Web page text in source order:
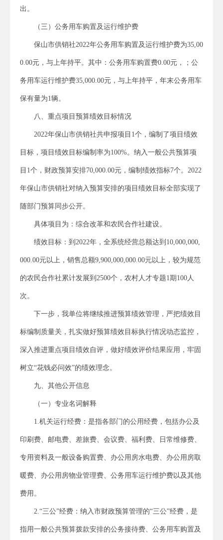
出。
（三）公务用车购置及运行维护费
保山市供销社2022年公务用车购置及运行维护费为35,00
0.00元，与上年持平。其中：公务用车购置费0.00元，；公
务用车运行维护费35,000.00元，与上年持平，年末公务用车
保有量为1辆。
八、重点项目预算绩效目标情况
2022年保山市供销社共申报项目1个，编制了项目绩效
目标，项目绩效目标编制率为100%。纳入一般公共预算项
目1个，财政预算安排70,000.00元，编制绩效指标7个。2022
年保山市供销社对纳入预算安排的项目绩效目标全部实现了
随部门预算同步公开。
具体项目为：综合改革和农民合作社建设。
绩效目标：到2022年，全系统经营总额达到10,000,000,
000.00元以上，销售总额9,900,000,000.00元以上，较为规范
的农民合作社累计发展到2500个，农村人才专题1期100人
次。
下一步，我单位将继续推进预算绩效管理，严把绩效目
标编制质量关，扎实做好预算绩效目标执行情况动态监控，
深入推进重点项目绩效自评，做好绩效评价结果应用，牢固
树立“花钱必问效”的绩效理念。
九、其他公开信息
（一）专业名词解释
1.机关运行经费：是指各部门的公用经费，包括办公及
印刷费、邮电费、差旅费、会议费、福利费、日常维修费、
专用资料及一般设备购置费、办公用房水电费、办公用房取
暖费、办公用房物业管理费、公务用车运行维护费以及其他
费用。
2.“三公”经费：纳入市财政预算管理的“三公”经费，是
指用一般公共预算拨款安排的公务接待费、公务用车购置及